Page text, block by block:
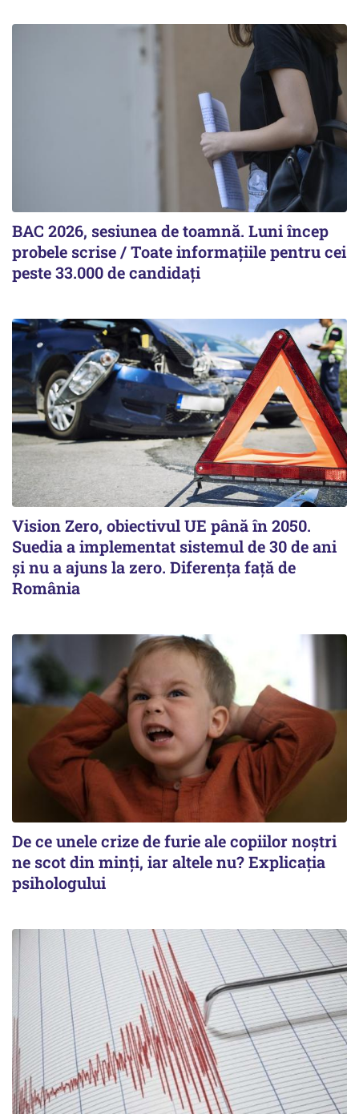
BAC 2026, sesiunea de toamnă. Luni încep
probele scrise / Toate informațiile pentru cei
peste 33.000 de candidați
Vision Zero, obiectivul UE până în 2050.
Suedia a implementat sistemul de 30 de ani
şi nu a ajuns la zero. Diferenţa faţă de
România
De ce unele crize de furie ale copiilor noștri
ne scot din minți, iar altele nu? Explicația
psihologului